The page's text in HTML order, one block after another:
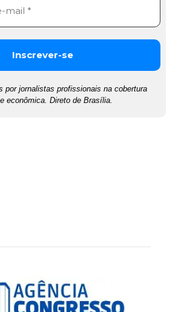
por jornalistas profissionais na cobertura
econômica. Direto de Brasília.